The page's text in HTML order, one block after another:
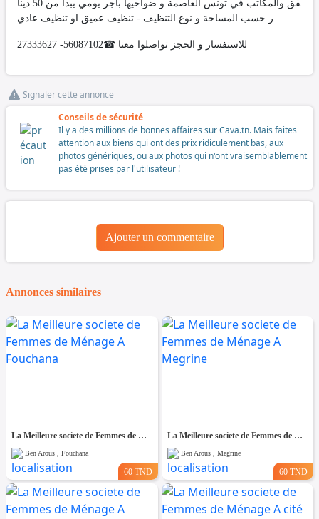
قق والمكاتب في تونس العاصمة و ضواحيها باجر يومي يبدا من 50 دينا
ر حسب المساحة و نوع التنظيف - تنظيف عميق او تنظيف عادي
للاستفسار و الحجز تواصلوا معنا ☎56087102- 27333627
Signaler cette annonce
Conseils de sécurité
Il y a des millions de bonnes affaires sur Cava.tn. Mais faites
attention aux biens qui ont des prix ridiculement bas, aux
photos génériques, ou aux photos qui n'ont vraisemblablement
pas été prises par l'utilisateur !
Ajouter un commentaire
Annonces similaires
La Meilleure societe de Femmes de Ménage A Fouchana
Ben Arous , Fouchana
60 TND
La Meilleure societe de Femmes de Ménage A Megrine
Ben Arous , Megrine
60 TND